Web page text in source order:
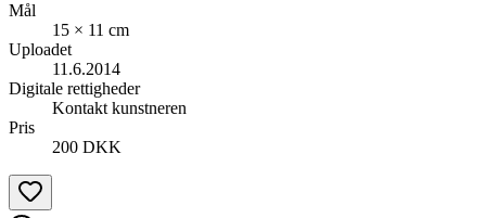
Mål
15 × 11 cm
Uploadet
11.6.2014
Digitale rettigheder
Kontakt kunstneren
Pris
200 DKK